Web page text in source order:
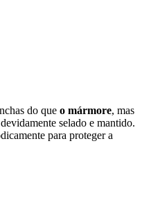
do que o mármore, mas
selado e mantido.
para proteger a